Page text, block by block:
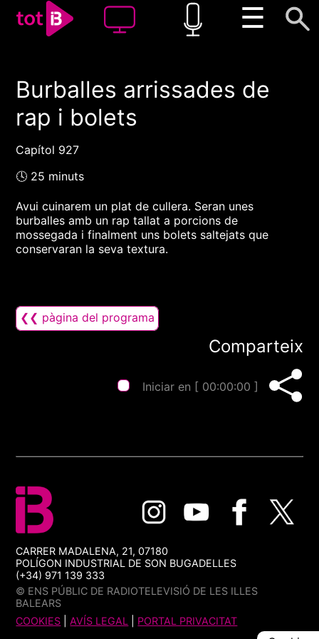
☰
00:00 00:00
1x
Burballes arrissades de
rap i bolets
Capítol 927
🕓 25 minuts
Avui cuinarem un plat de cullera. Seran unes
burballes amb un rap tallat a porcions de
mossegada i finalment uns bolets saltejats que
conservaran la seva textura.
❮❮ pàgina del programa
Comparteix
Iniciar en [ 00:00:00 ]
CARRER MADALENA, 21, 07180
POLÍGON INDUSTRIAL DE SON BUGADELLES
(+34) 971 139 333
© ENS PÚBLIC DE RADIOTELEVISIÓ DE LES ILLES
BALEARS
COOKIES |AVÍS LEGAL PORTAL PRIVACITAT